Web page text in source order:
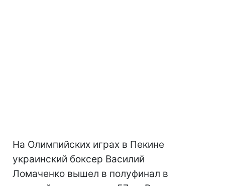
На Олимпийских играх в Пекине
украинский боксер Василий
Ломаченко вышел в полуфинал в